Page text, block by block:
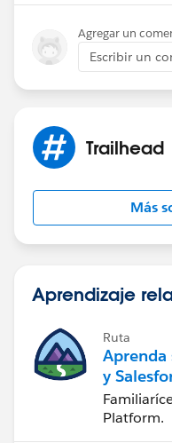
Agregar un
Escribir un
Trailhead
Más
Aprendizaje
Ruta
Aprenda
y
Platform.